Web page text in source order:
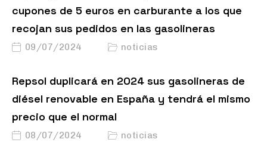
cupones de 5 euros en carburante a los que
recojan sus pedidos en las gasolineras
09/07/2024 noticias
Repsol duplicará en 2024 sus gasolineras de
diésel renovable en España y tendrá el mismo
precio que el normal
08/07/2024 noticias